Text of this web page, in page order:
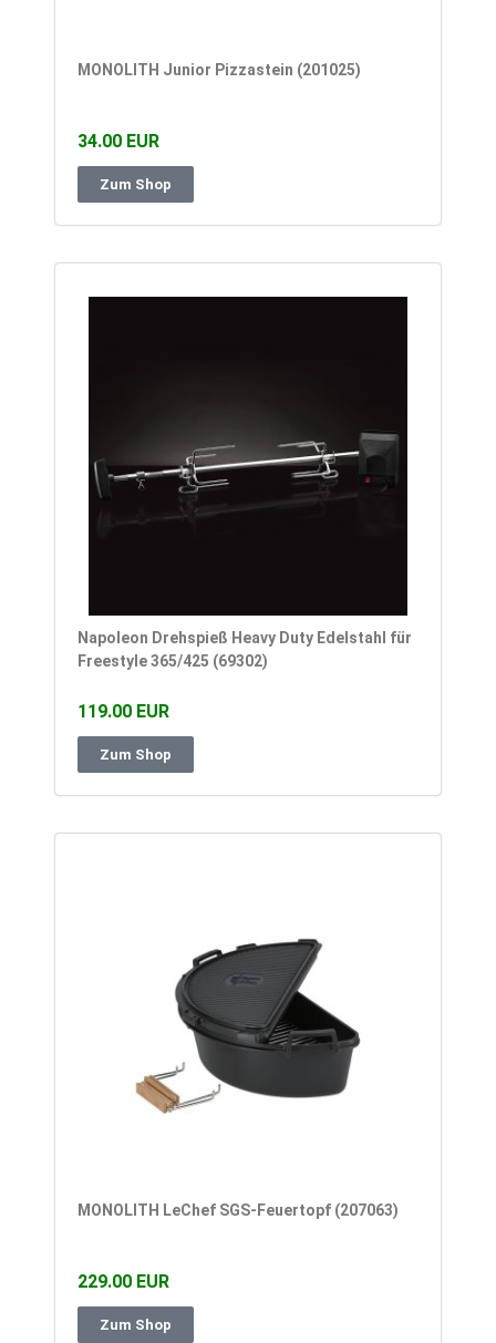
MONOLITH Junior Pizzastein (201025)
34.00 EUR
Zum Shop
Napoleon Drehspieß Heavy Duty Edelstahl für
Freestyle 365/425 (69302)
119.00 EUR
Zum Shop
MONOLITH LeChef SGS-Feuertopf (207063)
229.00 EUR
Zum Shop